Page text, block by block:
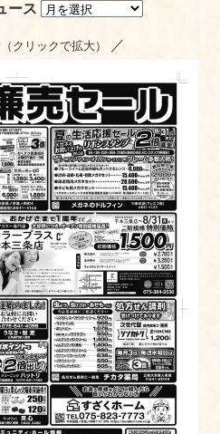
ース
（クリックで拡大） ／